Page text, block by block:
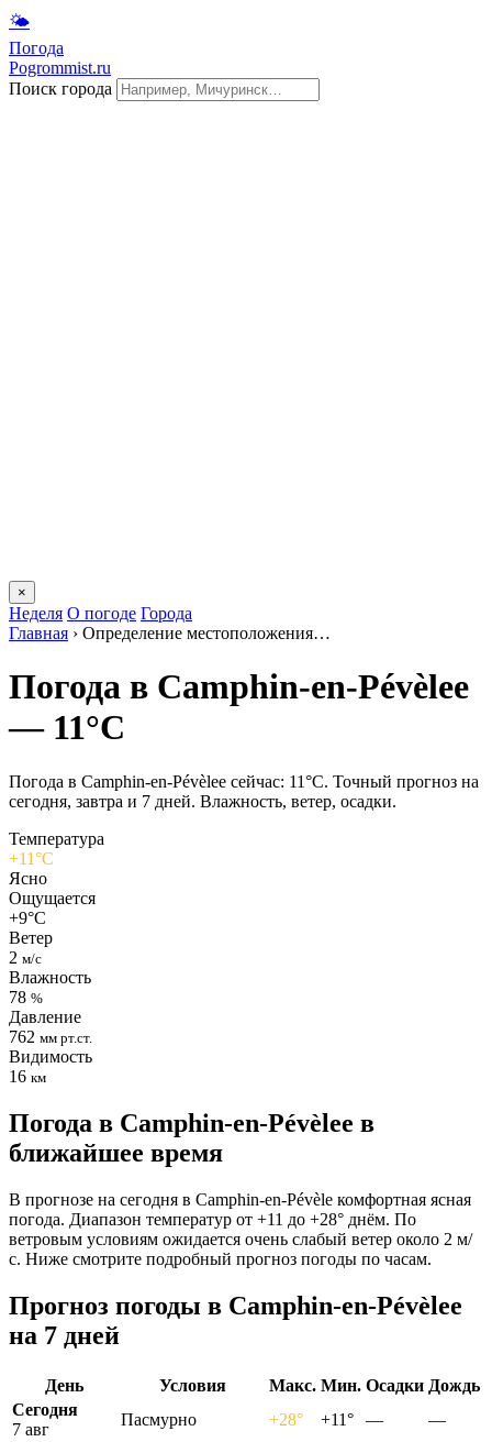
🌤
Погода
Pogrommist.ru
Поиск города
×
Неделя О погоде Города
Главная › Определение местоположения…
Погода в Camphin-en-Pévèleе
— 11°C
Погода в Camphin-en-Pévèleе сейчас: 11°C. Точный прогноз на
сегодня, завтра и 7 дней. Влажность, ветер, осадки.
Температура
+11°C
Ясно
Ощущается
+9°C
Ветер
2 м/с
Влажность
78 %
Давление
762 мм рт.ст.
Видимость
16 км
Погода в Camphin-en-Pévèleе в
ближайшее время
В прогнозе на сегодня в Camphin-en-Pévèle комфортная ясная
погода. Диапазон температур от +11 до +28° днём. По
ветровым условиям ожидается очень слабый ветер около 2 м/
с. Ниже смотрите подробный прогноз погоды по часам.
Прогноз погоды в Camphin-en-Pévèleе
на 7 дней
День Условия Макс. Мин. Осадки Дождь
Сегодня
7 авг
Пасмурно +28° +11° —
—